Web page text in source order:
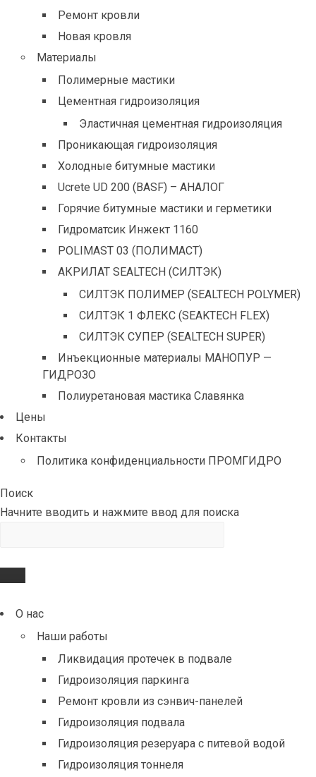
Ремонт кровли
Новая кровля
Материалы
Полимерные мастики
Цементная гидроизоляция
Эластичная цементная гидроизоляция
Проникающая гидроизоляция
Холодные битумные мастики
Ucrete UD 200 (BASF) – АНАЛОГ
Горячие битумные мастики и герметики
Гидроматсик Инжект 1160
POLIMAST 03 (ПОЛИМАСТ)
АКРИЛАТ SEALTECH (СИЛТЭК)
СИЛТЭК ПОЛИМЕР (SEALTECH POLYMER)
СИЛТЭК 1 ФЛЕКС (SEAKTECH FLEX)
СИЛТЭК СУПЕР (SEALTECH SUPER)
Инъекционные материалы МАНОПУР —
ГИДРОЗО
Полиуретановая мастика Славянка
Цены
Контакты
Политика конфиденциальности ПРОМГИДРО
Поиск
Начните вводить и нажмите ввод для поиска
О нас
Наши работы
Ликвидация протечек в подвале
Гидроизоляция паркинга
Ремонт кровли из сэнвич-панелей
Гидроизоляция подвала
Гидроизоляция резеруара с питевой водой
Гидроизоляция тоннеля